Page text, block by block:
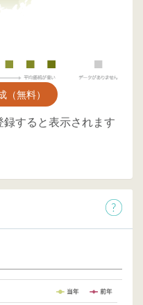
（無料）
すると表示されます